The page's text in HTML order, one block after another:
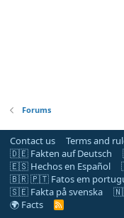
Forums
Contact us Terms and
🇩🇪 Fakten auf Deutsch
🇪🇸 Hechos en Español
🇧🇷 🇵🇹 Fatos em
🇸🇪 Fakta på svenska
🌍 Facts
R